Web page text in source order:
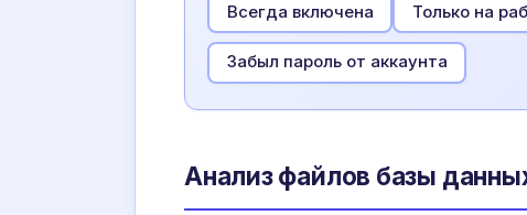
Всегда включена Только на
Забыл пароль от аккаунта
Анализ файлов базы